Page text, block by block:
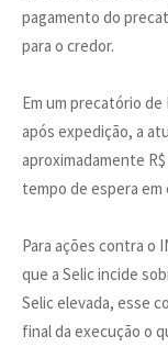
pagamento do
para o credor.
Em um precatório de
após expedição, a
aproximadamente
tempo de espera
Para ações contra o
que a Selic incide
Selic elevada, esse
final da execução o